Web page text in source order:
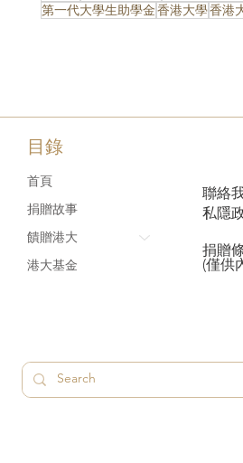
第一代大學生助學金香港大學香港
目錄
首頁
捐贈故事
饋贈港大
港大基金
聯絡
私隱
捐贈
(僅供